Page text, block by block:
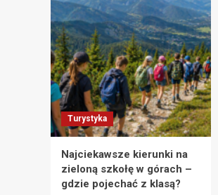
Turystyka
Najciekawsze kierunki na
zieloną szkołę w górach –
gdzie pojechać z klasą?